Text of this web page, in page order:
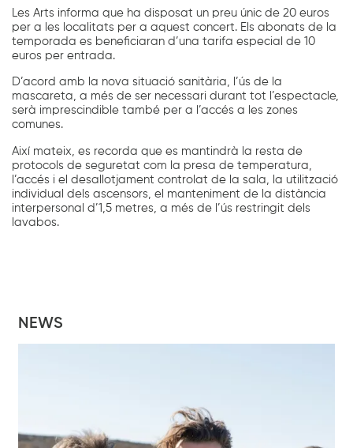
Les Arts informa que ha disposat un preu únic de 20 euros
per a les localitats per a aquest concert. Els abonats de la
temporada es beneficiaran d’una tarifa especial de 10
euros per entrada.
D’acord amb la nova situació sanitària, l’ús de la
mascareta, a més de ser necessari durant tot l’espectacle,
serà imprescindible també per a l’accés a les zones
comunes.
Així mateix, es recorda que es mantindrà la resta de
protocols de seguretat com la presa de temperatura,
l’accés i el desallotjament controlat de la sala, la utilització
individual dels ascensors, el manteniment de la distància
interpersonal d’1,5 metres, a més de l’ús restringit dels
lavabos.
NEWS